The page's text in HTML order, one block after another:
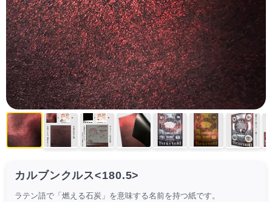
カルブンクルス<180.5>
ラテン語で「燃える石炭」を意味する名前を持つ紙です。